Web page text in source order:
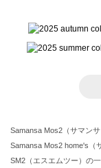
Samansa Mos2（サマン
Samansa Mos2 home's（
SM2（エスエムツー）の